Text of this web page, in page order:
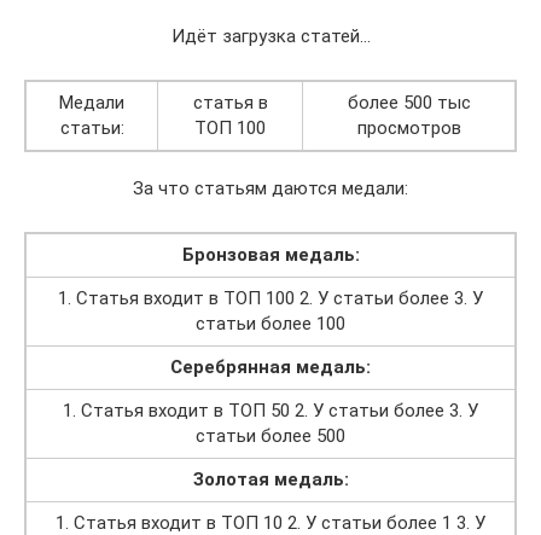
Идёт загрузка статей…
Медали
статьи:
статья в
ТОП 100
более 500 тыс
просмотров
За что статьям даются медали:
Бронзовая медаль:
1. Статья входит в ТОП 100 2. У статьи более 3. У
статьи более 100
Серебрянная медаль:
1. Статья входит в ТОП 50 2. У статьи более 3. У
статьи более 500
Золотая медаль:
1. Статья входит в ТОП 10 2. У статьи более 1 3. У